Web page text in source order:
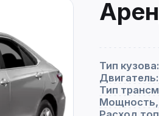
Тип кузова:
Двигатель:
Тип
Мощность,